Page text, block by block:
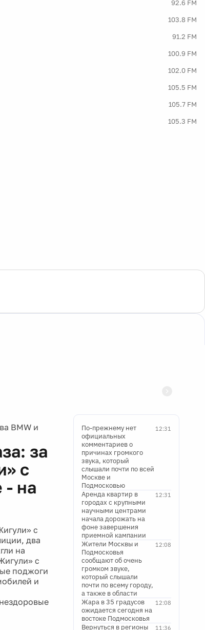
92.6 FM
103.8 FM
91.2 FM
100.9 FM
102.0 FM
105.5 FM
105.7 FM
105.3 FM
BMW и
за
с
- на
с
два
на
с
поджоги
и
12:31
По-прежнему нет
официальных
комментариев о
причинах громкого
звука, который
слышали почти по всей
Москве и
Подмосковью
12:31
Аренда квартир в
городах с крупными
научными центрами
начала дорожать на
фоне завершения
приемной кампании
12:08
Жители Москвы и
Подмосковья
сообщают об очень
громком звуке,
который слышали
почти по всему городу,
а также в области
12:08
Жара в 35 градусов
ожидается сегодня на
востоке Подмосковья
11:36
Вернуться в регионы